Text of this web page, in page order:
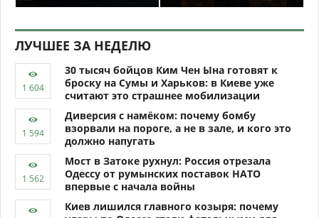
ЛУЧШЕЕ ЗА НЕДЕЛЮ
30 тысяч бойцов Ким Чен Ына готовят к
броску на Сумы и Харьков: в Киеве уже
считают это страшнее мобилизации
Диверсия с намёком: почему бомбу
взорвали на пороге, а не в зале, и кого это
должно напугать
Мост в Затоке рухнул: Россия отрезала
Одессу от румынских поставок НАТО
впервые с начала войны
Киев лишился главного козыря: почему